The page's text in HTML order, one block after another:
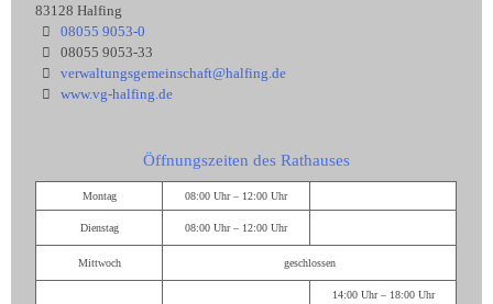
83128 Halfing
08055 9053-0
08055 9053-33
verwaltungsgemeinschaft@halfing.de
www.vg-halfing.de
Öffnungszeiten des Rathauses
Montag 08:00 Uhr – 12:00 Uhr
Dienstag 08:00 Uhr – 12:00 Uhr
Mittwoch geschlossen
14:00 Uhr – 18:00 Uhr